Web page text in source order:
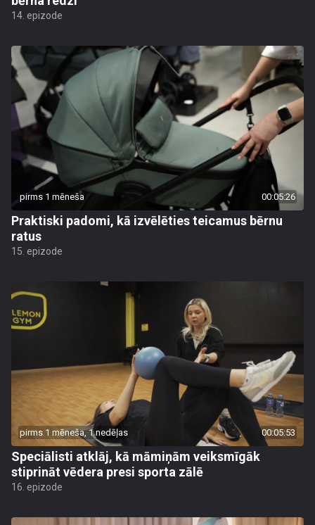
14. epizode
pirms 1 mēneša 00:05:26
Praktiski padomi, kā izvēlēties teicamus bērnu
ratus
15. epizode
pirms 1 mēneša, 1 nedēļas 00:05:53
Speciālisti atklāj, kā māmiņām veiksmīgāk
stiprināt vēdera presi sporta zālē
16. epizode